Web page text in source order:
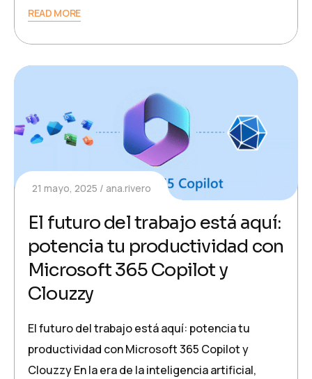
READ MORE
21 mayo, 2025 ana.rivero
El futuro del trabajo está aquí:
potencia tu productividad con
Microsoft 365 Copilot y
Clouzzy
El futuro del trabajo está aquí: potencia tu
productividad con Microsoft 365 Copilot y
Clouzzy En la era de la inteligencia artificial,